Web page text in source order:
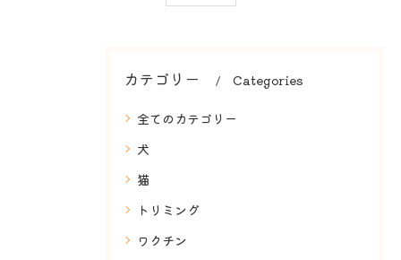
カテゴリー Categories
全てのカテゴリー
犬
猫
トリミング
ワクチン